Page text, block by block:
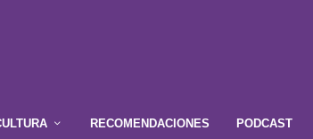
RECOMENDACIONES PODCAST